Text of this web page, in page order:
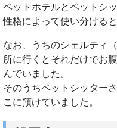
ペットホテルとペットシ
性格によって使い分ける
なお、うちのシェルティ
所に行くとそれだけでお
んでいました。
そのうちペットシッター
こに預けていました。